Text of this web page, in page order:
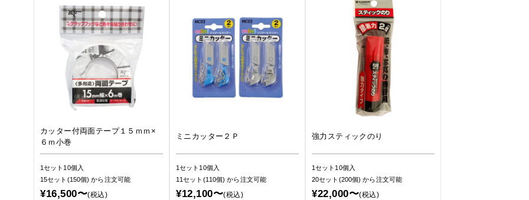
カッター付両面テープ１５ｍｍ×
６ｍ小巻
1セット10個入
15セット(150個)から注文可能
¥16,500〜(税込)
ミニカッター２Ｐ
1セット10個入
11セット(110個)から注文可能
¥12,100〜(税込)
強力スティックのり
1セット10個入
20セット(200個)から注文可能
¥22,000〜(税込)